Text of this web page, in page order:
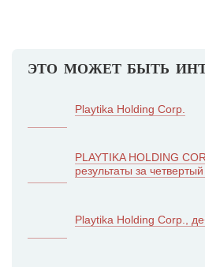
ЭТО МОЖЕТ БЫТЬ
Playtika Holding Corp.
PLAYTIKA HOLDING
результаты за
Playtika Holding Corp.,